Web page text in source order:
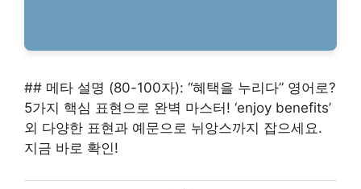
## 메타 설명 (80-100자): “혜택을 누리다” 영어로?
5가지 핵심 표현으로 완벽 마스터! ‘enjoy benefits’
외 다양한 표현과 예문으로 뉘앙스까지 잡으세요.
지금 바로 확인!